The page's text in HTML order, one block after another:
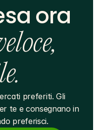
ora
preferiti. Gli
te e consegnano in
preferisci.